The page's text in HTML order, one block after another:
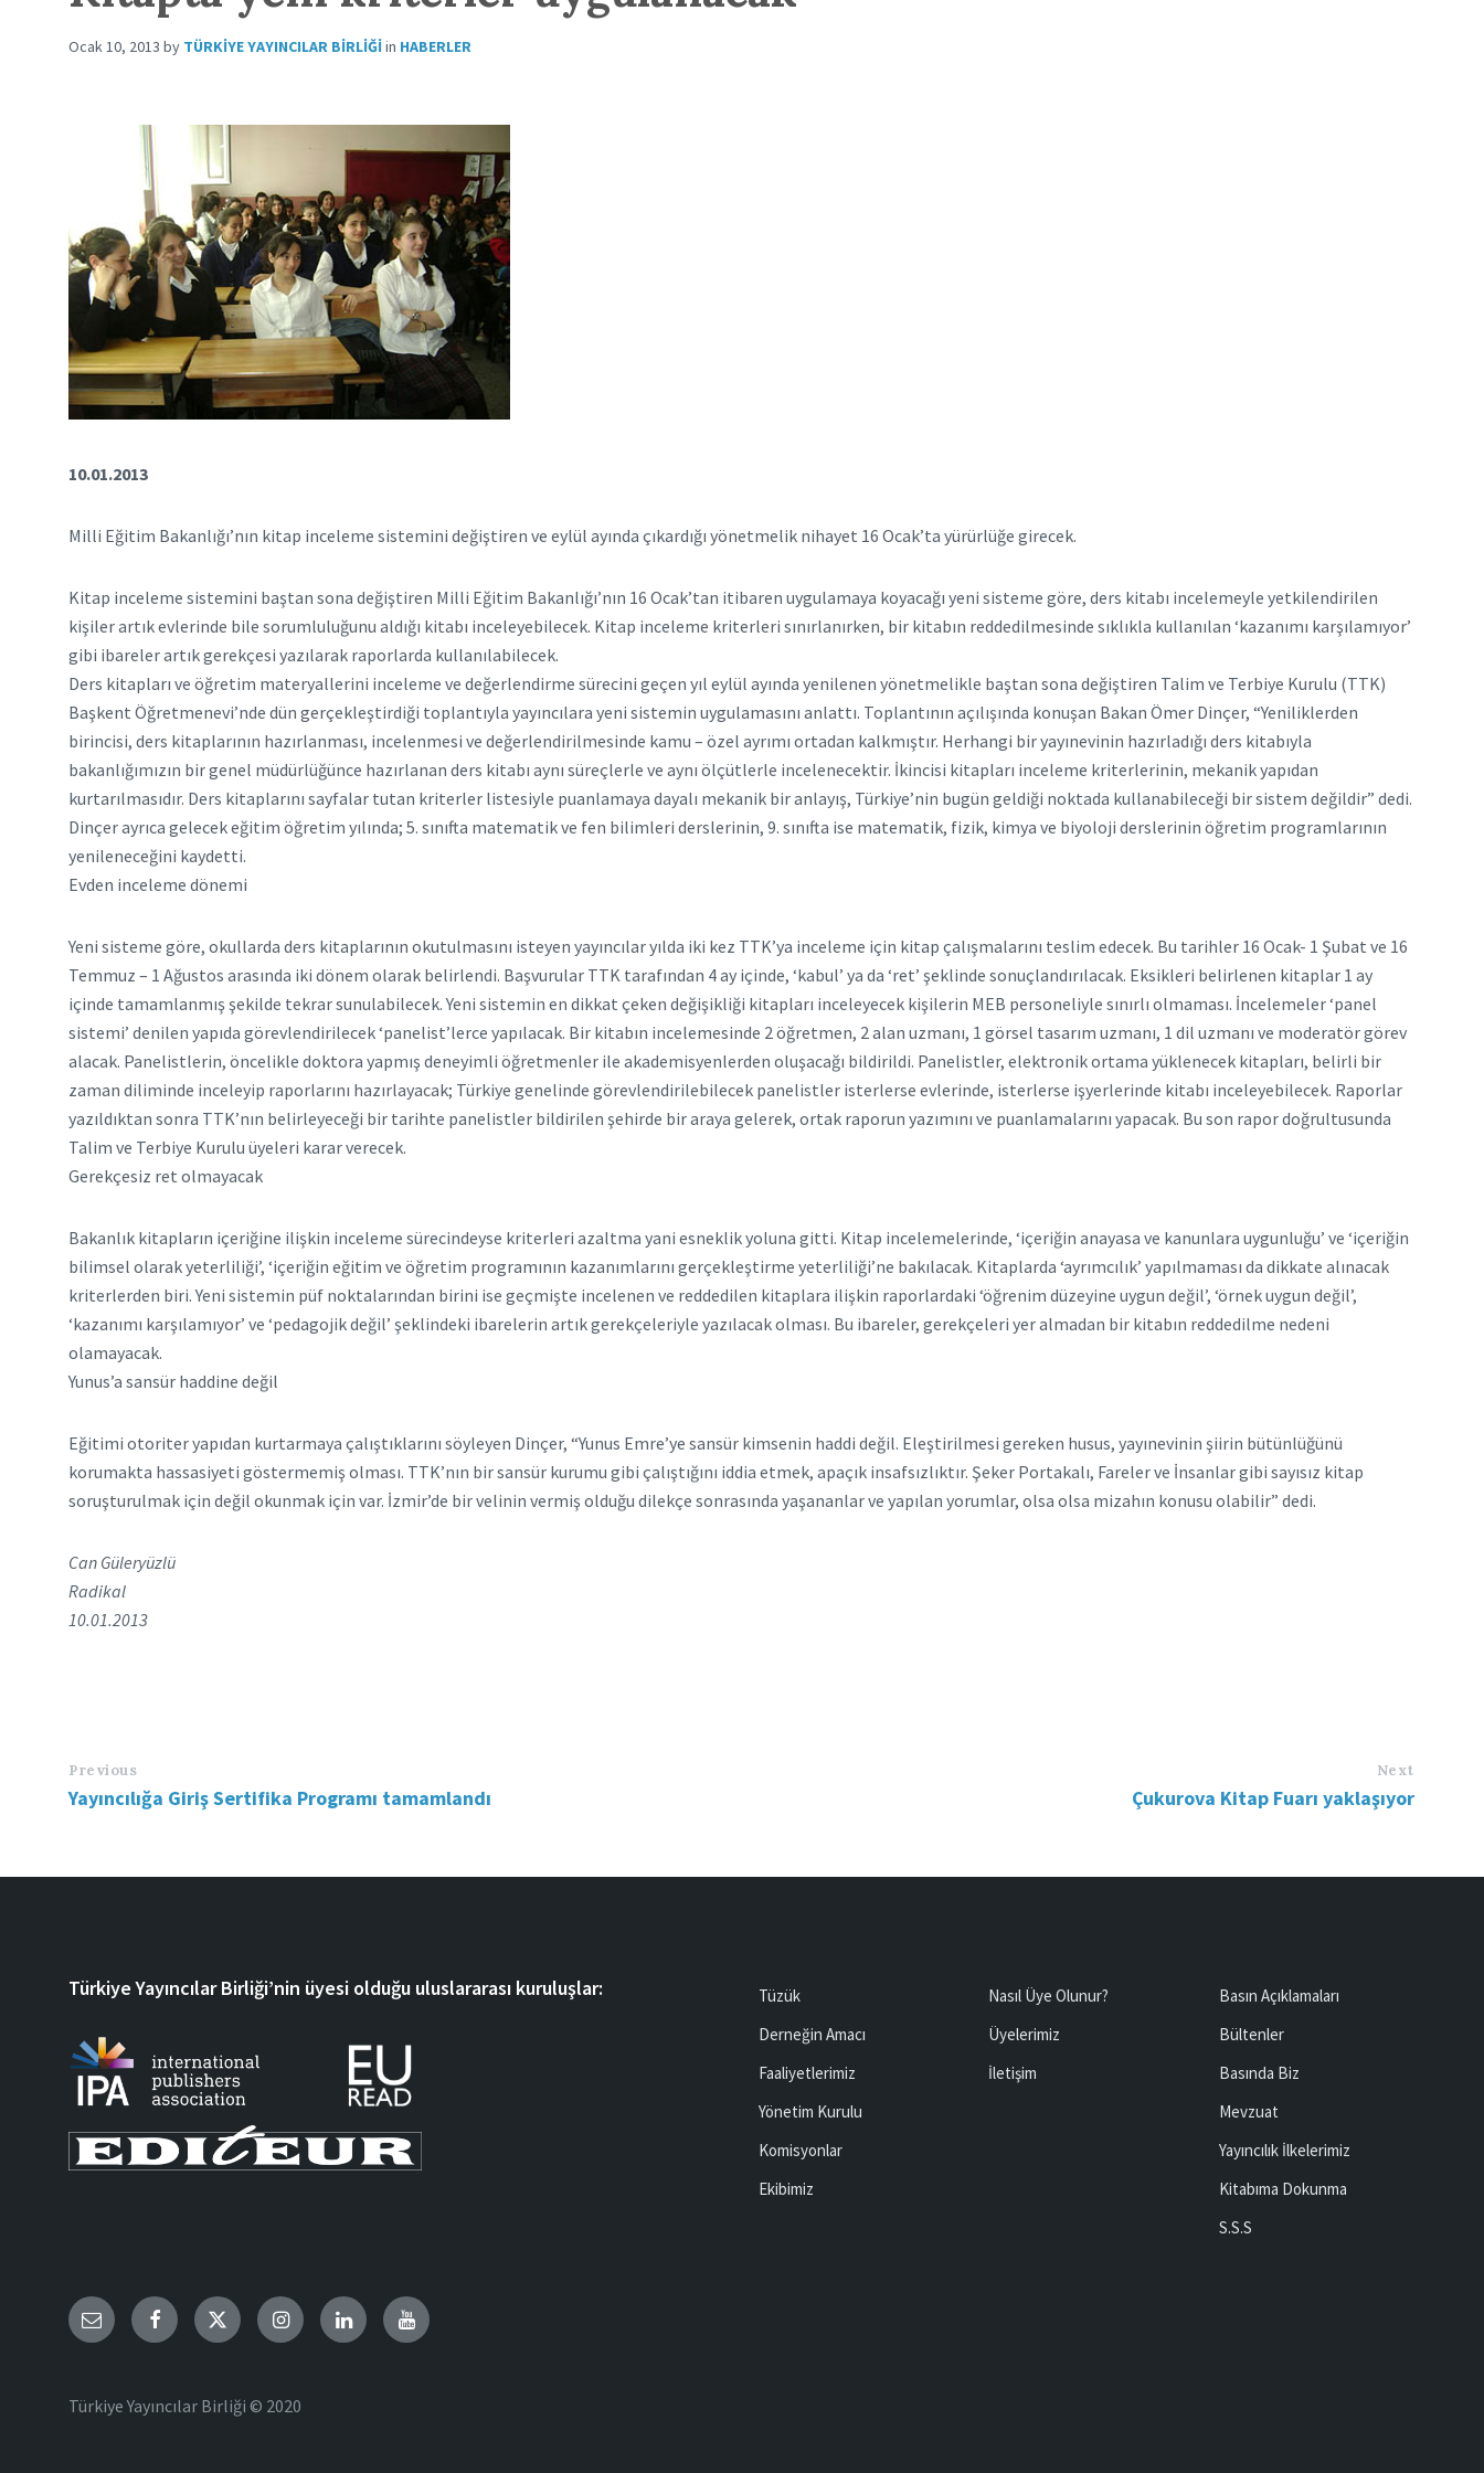
Ocak 10, 2013 by TÜRKIYE YAYINCILAR BIRLIĞIin HABERLER
10.01.2013
Milli Eğitim Bakanlığı’nın kitap inceleme sistemini değiştiren ve eylül ayında çıkardığı yönetmelik nihayet 16 Ocak’ta yürürlüğe girecek.
Kitap inceleme sistemini baştan sona değiştiren Milli Eğitim Bakanlığı’nın 16 Ocak’tan itibaren uygulamaya koyacağı yeni sisteme göre, ders kitabı incelemeyle yetkilendirilen
kişiler artık evlerinde bile sorumluluğunu aldığı kitabı inceleyebilecek. Kitap inceleme kriterleri sınırlanırken, bir kitabın reddedilmesinde sıklıkla kullanılan ‘kazanımı karşılamıyor’
gibi ibareler artık gerekçesi yazılarak raporlarda kullanılabilecek.
Ders kitapları ve öğretim materyallerini inceleme ve değerlendirme sürecini geçen yıl eylül ayında yenilenen yönetmelikle baştan sona değiştiren Talim ve Terbiye Kurulu (TTK)
Başkent Öğretmenevi’nde dün gerçekleştirdiği toplantıyla yayıncılara yeni sistemin uygulamasını anlattı. Toplantının açılışında konuşan Bakan Ömer Dinçer, “Yeniliklerden
birincisi, ders kitaplarının hazırlanması, incelenmesi ve değerlendirilmesinde kamu – özel ayrımı ortadan kalkmıştır. Herhangi bir yayınevinin hazırladığı ders kitabıyla
bakanlığımızın bir genel müdürlüğünce hazırlanan ders kitabı aynı süreçlerle ve aynı ölçütlerle incelenecektir. İkincisi kitapları inceleme kriterlerinin, mekanik yapıdan
kurtarılmasıdır. Ders kitaplarını sayfalar tutan kriterler listesiyle puanlamaya dayalı mekanik bir anlayış, Türkiye’nin bugün geldiği noktada kullanabileceği bir sistem değildir” dedi.
Dinçer ayrıca gelecek eğitim öğretim yılında; 5. sınıfta matematik ve fen bilimleri derslerinin, 9. sınıfta ise matematik, fizik, kimya ve biyoloji derslerinin öğretim programlarının
yenileneceğini kaydetti.
Evden inceleme dönemi
Yeni sisteme göre, okullarda ders kitaplarının okutulmasını isteyen yayıncılar yılda iki kez TTK’ya inceleme için kitap çalışmalarını teslim edecek. Bu tarihler 16 Ocak- 1 Şubat ve 16
Temmuz – 1 Ağustos arasında iki dönem olarak belirlendi. Başvurular TTK tarafından 4 ay içinde, ‘kabul’ ya da ‘ret’ şeklinde sonuçlandırılacak. Eksikleri belirlenen kitaplar 1 ay
içinde tamamlanmış şekilde tekrar sunulabilecek. Yeni sistemin en dikkat çeken değişikliği kitapları inceleyecek kişilerin MEB personeliyle sınırlı olmaması. İncelemeler ‘panel
sistemi’ denilen yapıda görevlendirilecek ‘panelist’lerce yapılacak. Bir kitabın incelemesinde 2 öğretmen, 2 alan uzmanı, 1 görsel tasarım uzmanı, 1 dil uzmanı ve moderatör görev
alacak. Panelistlerin, öncelikle doktora yapmış deneyimli öğretmenler ile akademisyenlerden oluşacağı bildirildi. Panelistler, elektronik ortama yüklenecek kitapları, belirli bir
zaman diliminde inceleyip raporlarını hazırlayacak; Türkiye genelinde görevlendirilebilecek panelistler isterlerse evlerinde, isterlerse işyerlerinde kitabı inceleyebilecek. Raporlar
yazıldıktan sonra TTK’nın belirleyeceği bir tarihte panelistler bildirilen şehirde bir araya gelerek, ortak raporun yazımını ve puanlamalarını yapacak. Bu son rapor doğrultusunda
Talim ve Terbiye Kurulu üyeleri karar verecek.
Gerekçesiz ret olmayacak
Bakanlık kitapların içeriğine ilişkin inceleme sürecindeyse kriterleri azaltma yani esneklik yoluna gitti. Kitap incelemelerinde, ‘içeriğin anayasa ve kanunlara uygunluğu’ ve ‘içeriğin
bilimsel olarak yeterliliği’, ‘içeriğin eğitim ve öğretim programının kazanımlarını gerçekleştirme yeterliliği’ne bakılacak. Kitaplarda ‘ayrımcılık’ yapılmaması da dikkate alınacak
kriterlerden biri. Yeni sistemin püf noktalarından birini ise geçmişte incelenen ve reddedilen kitaplara ilişkin raporlardaki ‘öğrenim düzeyine uygun değil’, ‘örnek uygun değil’,
‘kazanımı karşılamıyor’ ve ‘pedagojik değil’ şeklindeki ibarelerin artık gerekçeleriyle yazılacak olması. Bu ibareler, gerekçeleri yer almadan bir kitabın reddedilme nedeni
olamayacak.
Yunus’a sansür haddine değil
Eğitimi otoriter yapıdan kurtarmaya çalıştıklarını söyleyen Dinçer, “Yunus Emre’ye sansür kimsenin haddi değil. Eleştirilmesi gereken husus, yayınevinin şiirin bütünlüğünü
korumakta hassasiyeti göstermemiş olması. TTK’nın bir sansür kurumu gibi çalıştığını iddia etmek, apaçık insafsızlıktır. Şeker Portakalı, Fareler ve İnsanlar gibi sayısız kitap
soruşturulmak için değil okunmak için var. İzmir’de bir velinin vermiş olduğu dilekçe sonrasında yaşananlar ve yapılan yorumlar, olsa olsa mizahın konusu olabilir” dedi.
Can Güleryüzlü
Radikal
10.01.2013
Previous
Yayıncılığa Giriş Sertifika Programı tamamlandı
Next
Çukurova Kitap Fuarı yaklaşıyor
Türkiye Yayıncılar Birliği’nin üyesi olduğu uluslararası kuruluşlar:
Tüzük
Derneğin Amacı
Faaliyetlerimiz
Yönetim Kurulu
Komisyonlar
Ekibimiz
Nasıl Üye Olunur?
Üyelerimiz
İletişim
Basın Açıklamaları
Bültenler
Basında Biz
Mevzuat
Yayıncılık İlkelerimiz
Kitabıma Dokunma
S.S.S
Email Facebook TwitterInstagramLinkedInYouTube
Türkiye Yayıncılar Birliği © 2020